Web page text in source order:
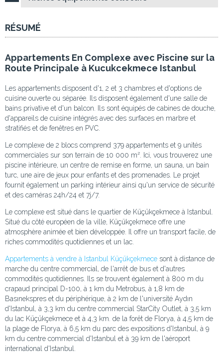
RÉSUMÉ
Appartements En Complexe avec Piscine sur la
Route Principale à Kucukcekmece Istanbul
Les appartements disposent d'1, 2 et 3 chambres et d'options de
cuisine ouverte ou séparée. Ils disposent également d'une salle de
bains privative et d'un balcon. Ils sont équipés de cabines de douche,
d'appareils de cuisine intégrés avec des surfaces en marbre et
stratifiés et de fenêtres en PVC.
Le complexe de 2 blocs comprend 379 appartements et 9 unités
commerciales sur son terrain de 10 000 m². Ici, vous trouverez une
piscine intérieure, un centre de remise en forme, un sauna, un bain
turc, une aire de jeux pour enfants et des promenades. Le projet
fournit également un parking intérieur ainsi qu'un service de sécurité
et des caméras 24h/24 et 7j/7.
Le complexe est situé dans le quartier de Küçükçekmece à Istanbul.
Situé du côté européen de la ville, Küçükçekmece offre une
atmosphère animée et bien développée. Il offre un transport facile, de
riches commodités quotidiennes et un lac.
Appartements à vendre à Istanbul Küçükçekmece sont à distance de
marche du centre commercial, de l'arrêt de bus et d'autres
commodités quotidiennes. Ils se trouvent également à 800 m du
crapaud principal D-100, à 1 km du Metrobus, à 1,8 km de
Basınekspres et du périphérique, à 2 km de l'université Aydın
d'Istanbul, à 3,3 km du centre commercial StarCity Outlet, à 3,5 km
du lac Küçükçekmece et à 4,3 km. de la forêt de Florya, à 4,5 km de
la plage de Florya, à 6,5 km du parc des expositions d'Istanbul, à 9
km du centre commercial d'Istanbul et à 39 km de l'aéroport
international d'Istanbul.